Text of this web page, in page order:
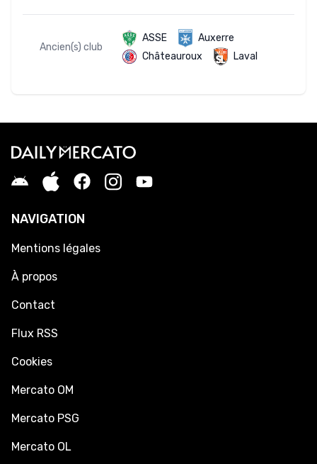
Ancien(s) club
ASSE
Auxerre
Châteauroux
Laval
NAVIGATION
Mentions légales
À propos
Contact
Flux RSS
Cookies
Mercato OM
Mercato PSG
Mercato OL